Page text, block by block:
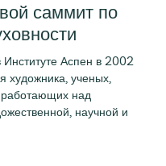
саммит по
Аспен в 2002
художника, ученых,
работающих над
научной и